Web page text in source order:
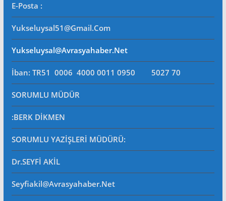
E-Posta :
Yukseluysal51@gmail.com
Yukseluysal@avrasyahaber.net
İban: TR51 0006 4000 0011 0950 5027 70
SORUMLU MÜDÜR
:BERK DİKMEN
SORUMLU YAZİŞLERİ MÜDÜRÜ:
Dr.SEYFİ AKİL
Seyfiakil@avrasyahaber.net